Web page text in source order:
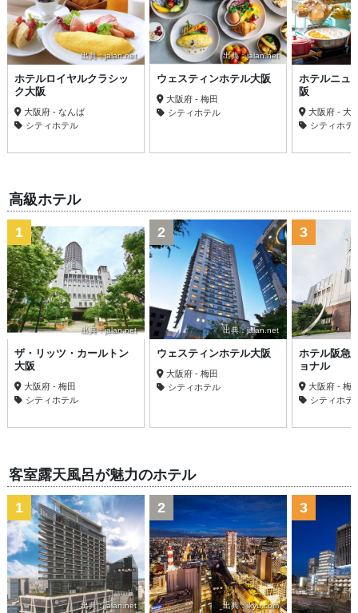
出典：jalan.net
ホテルロイヤルクラシッ
ク大阪
大阪府 - なんば
シティホテル
出典：jalan.net
ウェスティンホテル大阪
大阪府 - 梅田
シティホテル
ホテルニュ
阪
大阪府 - 大
シティホテ
高級ホテル
出典：jalan.net
1
ザ・リッツ・カールトン
大阪
大阪府 - 梅田
シティホテル
出典：jalan.net
2
ウェスティンホテル大阪
大阪府 - 梅田
シティホテル
3
ホテル阪急
ョナル
大阪府 - 梅
シティホテ
客室露天風呂が魅力のホテル
出典：jalan.net
1
出典：ikyu.com
2 3